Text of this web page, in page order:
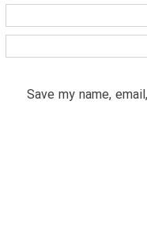
Save my name,